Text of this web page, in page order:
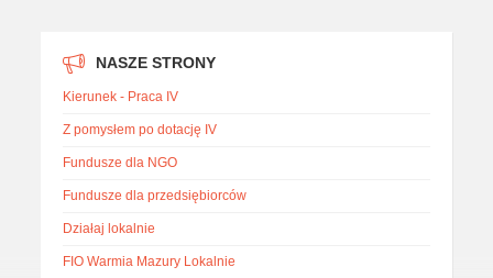
NASZE STRONY
Kierunek - Praca IV
Z pomysłem po dotację IV
Fundusze dla NGO
Fundusze dla przedsiębiorców
Działaj lokalnie
FIO Warmia Mazury Lokalnie